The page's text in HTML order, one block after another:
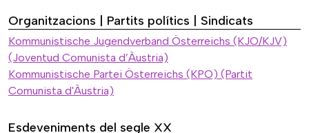
Organitzacions | Partits polítics | Sindicats
Kommunistische Jugendverband Österreichs (KJO/KJV)
(Joventud Comunista d’Àustria)
Kommunistische Partei Österreichs (KPO) (Partit
Comunista d'Àustria)
Esdeveniments del segle XX